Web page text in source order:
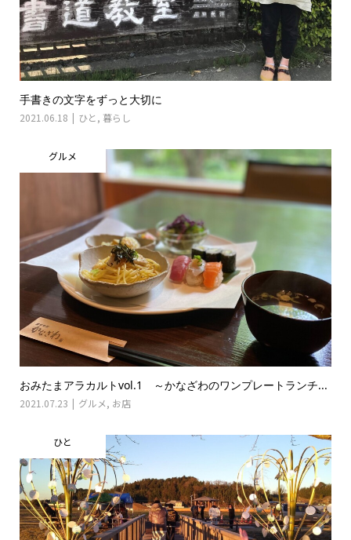
手書きの文字をずっと大切に
2021.06.18 ひと , 暮らし
グルメ
おみたまアラカルトvol.1 ～かなざわのワンプレートランチ...
2021.07.23 グルメ, お店
ひと